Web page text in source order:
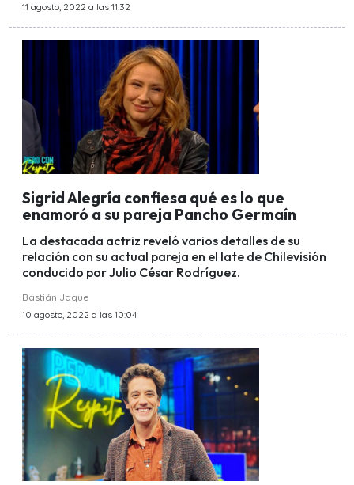
11 agosto, 2022 a las 11:32
Sigrid Alegría confiesa qué es lo que
enamoró a su pareja Pancho Germaín
La destacada actriz reveló varios detalles de su
relación con su actual pareja en el late de Chilevisión
conducido por Julio César Rodríguez.
Bastián Jaque
10 agosto, 2022 a las 10:04